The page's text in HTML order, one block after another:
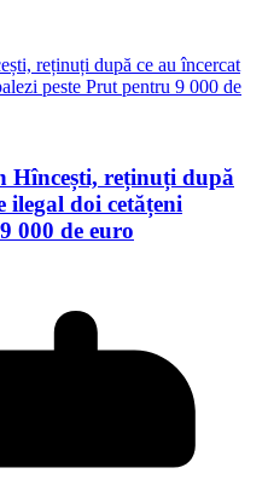
Hîncești, reținuți după
ilegal doi cetățeni
000 de euro